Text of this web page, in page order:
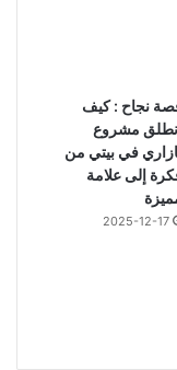
نجاح : كيف
مشروع
في بيتي من
إلى علامة
2025-12-17